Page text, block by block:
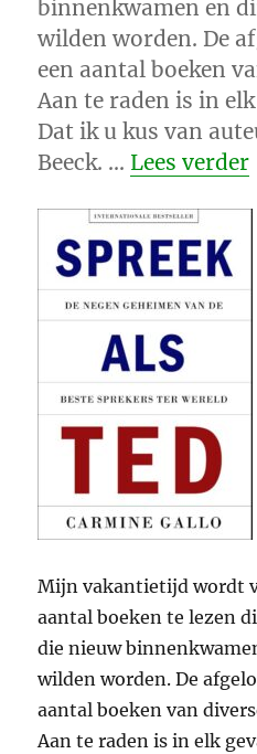
binnenkwamen en
wilden worden. De
een aantal boeken
Aan te raden is in
Dat ik u kus van
Beeck. … Lees verder
Mijn vakantietijd wordt
aantal boeken te lezen
die nieuw
wilden worden. De
aantal boeken van
Aan te raden is in elk